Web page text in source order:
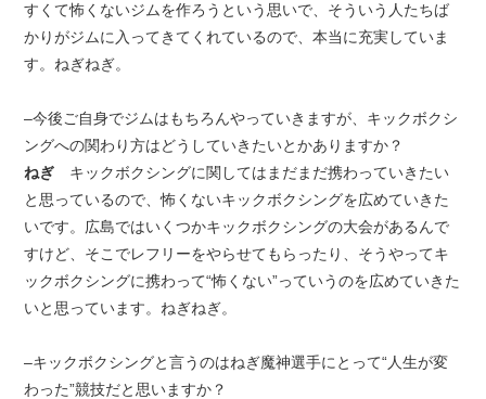
すくて怖くないジムを作ろうという思いで、そういう人たちば
かりがジムに入ってきてくれているので、本当に充実していま
す。ねぎねぎ。
–今後ご自身でジムはもちろんやっていきますが、キックボクシ
ングへの関わり方はどうしていきたいとかありますか？
ねぎ キックボクシングに関してはまだまだ携わっていきたい
と思っているので、怖くないキックボクシングを広めていきた
いです。広島ではいくつかキックボクシングの大会があるんで
すけど、そこでレフリーをやらせてもらったり、そうやってキ
ックボクシングに携わって“怖くない”っていうのを広めていきた
いと思っています。ねぎねぎ。
–キックボクシングと言うのはねぎ魔神選手にとって“人生が変
わった”競技だと思いますか？